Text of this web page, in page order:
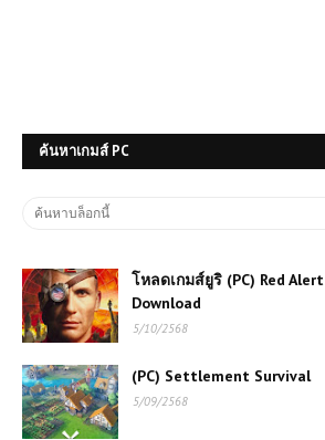
ค้นหาเกมส์ PC
โหลดเกมส์ยูริ (PC) Red
Download
5/10/2568
(PC) Settlement Survival
5/09/2568